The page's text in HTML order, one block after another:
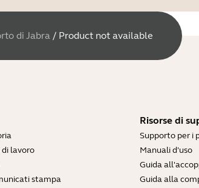
di Jabra / Product not available
lavoro
stampa
Risorse di
Supporto per i
Manuali d'uso
Guida
Guida alla